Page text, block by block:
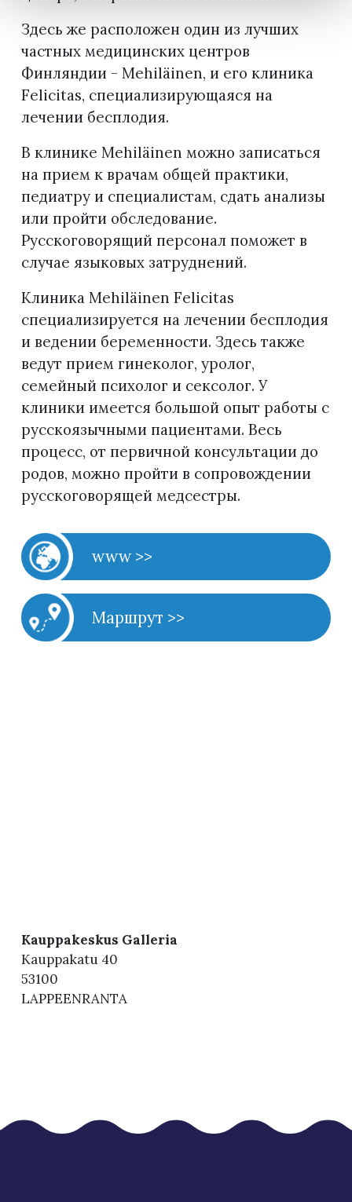
Здесь же расположен один из лучших
частных медицинских центров
Финляндии - Mehiläinen, и его клиника
Felicitas, специализирующаяся на
лечении бесплодия.
В клинике Mehiläinen можно записаться
на прием к врачам общей практики,
педиатру и специалистам, сдать анализы
или пройти обследование.
Русскоговорящий персонал поможет в
случае языковых затруднений.
Клиника Mehiläinen Felicitas
специализируется на лечении бесплодия
и ведении беременности. Здесь также
ведут прием гинеколог, уролог,
семейный психолог и сексолог. У
клиники имеется большой опыт работы с
русскоязычными пациентами. Весь
процесс, от первичной консультации до
родов, можно пройти в сопровождении
русскоговорящей медсестры.
www >>
Маршрут >>
Kauppakeskus Galleria
Kauppakatu 40
53100
LAPPEENRANTA